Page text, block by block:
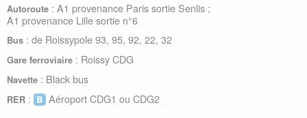
Autoroute : A1 provenance Paris sortie Senlis ;
A1 provenance Lille sortie n°6
Bus : de Roissypole 93, 95, 92, 22, 32
Gare ferroviaire : Roissy CDG
Navette : Black bus
RER : Aéroport CDG1 ou CDG2